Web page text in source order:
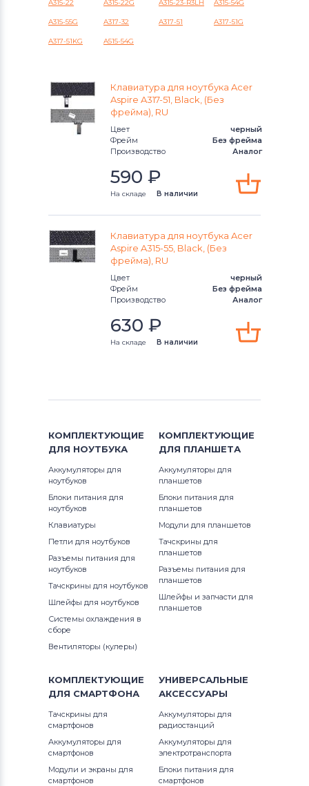
КлавиатурыКлавиатуры
КлавиатурыBenq
КлавиатурыLenovo
КлавиатурыGateway
КлавиатурыMedion
КлавиатурыMSI
Клавиатуры Compaq
КлавиатурыDell
КлавиатурыApple
КлавиатурыClevo
Клавиатуры
Клавиатуры Fujitsu-Siemens
КлавиатурыHaier
Клавиатуры Roverbook
Все бренды
КлавиатурыToshiba
КлавиатурыУниверсальный
Клавиатуры
КлавиатурыAlienware
Клавиатуры Casper
Aspire E1
Aspire E5
Aspire ES1
Aspire One
Aspire R7
Aspire V5
Aspire V7
Chromebook
Extensa
Ferrari
Ferrari One
Nitro 5
Predator
Spin 5
Spin 7
Swift
Swift 3
A315-22 A315-22G A315-23-R3LH A315-54G
A315-55G A317-32 A317-51 A317-51G
A317-51KG A515-54G
Клавиатура для ноутбука Acer
Aspire A317-51, Black, (Без
фрейма), RU
Цвет
черный
Фрейм
Без фрейма
Производство
Аналог
590 ₽
На складе В наличии
Клавиатура для ноутбука Acer
Aspire A315-55, Black, (Без
фрейма), RU
Цвет
черный
Фрейм
Без фрейма
Производство
Аналог
630 ₽
На складе В наличии
КОМПЛЕКТУЮЩИЕ
ДЛЯ НОУТБУКА
Аккумуляторы для
ноутбуков
Блоки питания для
ноутбуков
Клавиатуры
Петли для ноутбуков
Разъемы питания для
ноутбуков
Тачскрины для ноутбуков
Шлейфы для ноутбуков
Системы охлаждения в
сборе
Вентиляторы (кулеры)
КОМПЛЕКТУЮЩИЕ
ДЛЯ ПЛАНШЕТА
Аккумуляторы для
планшетов
Блоки питания для
планшетов
Модули для планшетов
Тачскрины для
планшетов
Разъемы питания для
планшетов
Шлейфы и запчасти для
планшетов
КОМПЛЕКТУЮЩИЕ
ДЛЯ СМАРТФОНА
Тачскрины для
смартфонов
Аккумуляторы для
смартфонов
Модули и экраны для
смартфонов
УНИВЕРСАЛЬНЫЕ
АКСЕССУАРЫ
Аккумуляторы для
радиостанций
Аккумуляторы для
электротранспорта
Блоки питания для
смартфонов